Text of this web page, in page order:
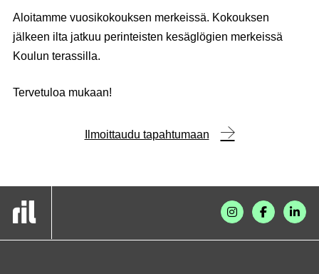
Aloitamme vuosikokouksen merkeissä. Kokouksen
jälkeen ilta jatkuu perinteisten kesäglögien merkeissä
Koulun terassilla.
Tervetuloa mukaan!
Ilmoittaudu tapahtumaan